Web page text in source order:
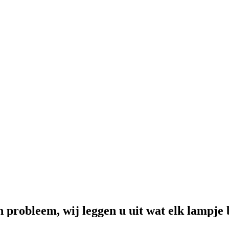
probleem, wij leggen u uit wat elk lampje